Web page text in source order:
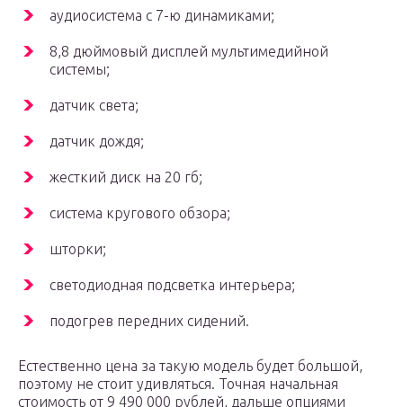
аудиосистема с 7-ю динамиками;
8,8 дюймовый дисплей мультимедийной
системы;
датчик света;
датчик дождя;
жесткий диск на 20 гб;
система кругового обзора;
шторки;
светодиодная подсветка интерьера;
подогрев передних сидений.
Естественно цена за такую модель будет большой,
поэтому не стоит удивляться. Точная начальная
стоимость от 9 490 000 рублей, дальше опциями